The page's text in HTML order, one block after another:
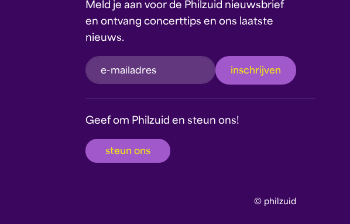
Meld je aan voor de Philzuid nieuwsbrief
en ontvang concerttips en ons laatste
nieuws.
inschrijven
Dit formulier wordt beschermd door reCAPTCHA
en Google'sPrivacyverklaring
Geef om Philzuid en steun ons!
steun ons
© philzuid